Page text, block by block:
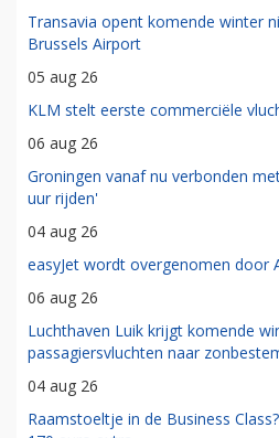
Transavia opent komende winter
Brussels Airport
05 aug 26
KLM stelt eerste commerciële
06 aug 26
Groningen vanaf nu verbonden
uur rijden'
04 aug 26
easyJet wordt overgenomen door
06 aug 26
Luchthaven Luik krijgt komende
passagiersvluchten naar
04 aug 26
Raamstoeltje in de Business